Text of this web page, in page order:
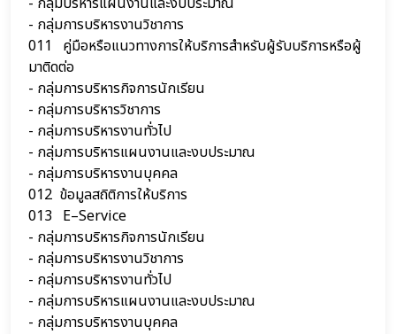
- กลุ่มการบริหารงานวิชาการ
011 คู่มือหรือแนวทางการให้บริการสำหรับผู้รับบริการหรือผู้
มาติดต่อ
- กลุ่มการบริหารกิจการนักเรียน
- กลุ่มการบริหารวิชาการ
- กลุ่มการบริหารงานทั่วไป
- กลุ่มการบริหารแผนงานและงบประมาณ
- กลุ่มการบริหารงานบุคคล
012 ข้อมูลสถิติการให้บริการ
013 E–Service
- กลุ่มการบริหารกิจการนักเรียน
- กลุ่มการบริหารงานวิชาการ
- กลุ่มการบริหารงานทั่วไป
- กลุ่มการบริหารแผนงานและงบประมาณ
- กลุ่มการบริหารงานบุคคล